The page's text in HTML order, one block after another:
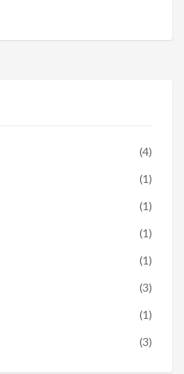
(4)
(1)
(1)
(1)
(1)
(3)
(1)
(3)